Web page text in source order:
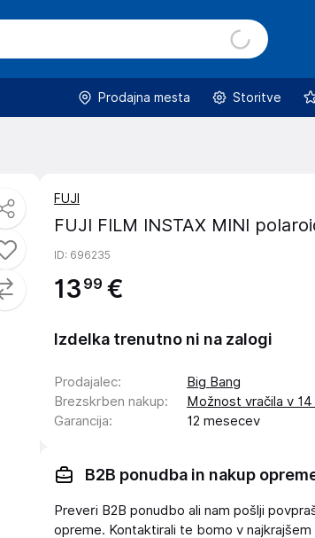
Prodajna mesta Storitve
FUJI
FUJI FILM INSTAX MINI
ID: 696235
13 99 €
Izdelka trenutno ni na zalogi
Prodajalec:
Big Bang
Brezskrben nakup:
Možnost vračila v 14
Garancija: 12 mesecev
B2B ponudba in nakup
Preveri B2B ponudbo ali nam pošlji
opreme. Kontaktirali te bomo v najkrajšem